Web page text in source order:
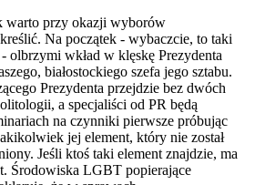
warto przy okazji wyborów
Na początek - wybaczcie, to taki
olbrzymi wkład w klęskę Prezydenta
białostockiego szefa jego sztabu.
Prezydenta przejdzie bez dwóch
a specjaliści od PR będą
na czynniki pierwsze próbując
jej element, który nie został
Jeśli ktoś taki element znajdzie, ma
Środowiska LGBT popierające